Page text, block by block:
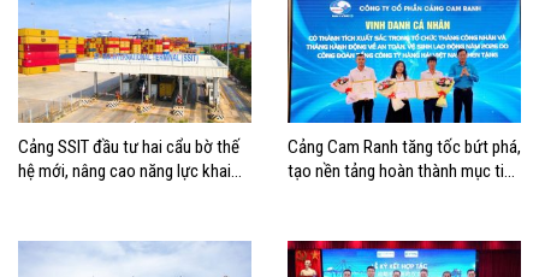
Cảng SSIT đầu tư hai cẩu bờ thế
hệ mới, nâng cao năng lực khai
Cảng Cam Ranh tăng tốc bứt phá,
tạo nền tảng hoàn thành mục tiêu